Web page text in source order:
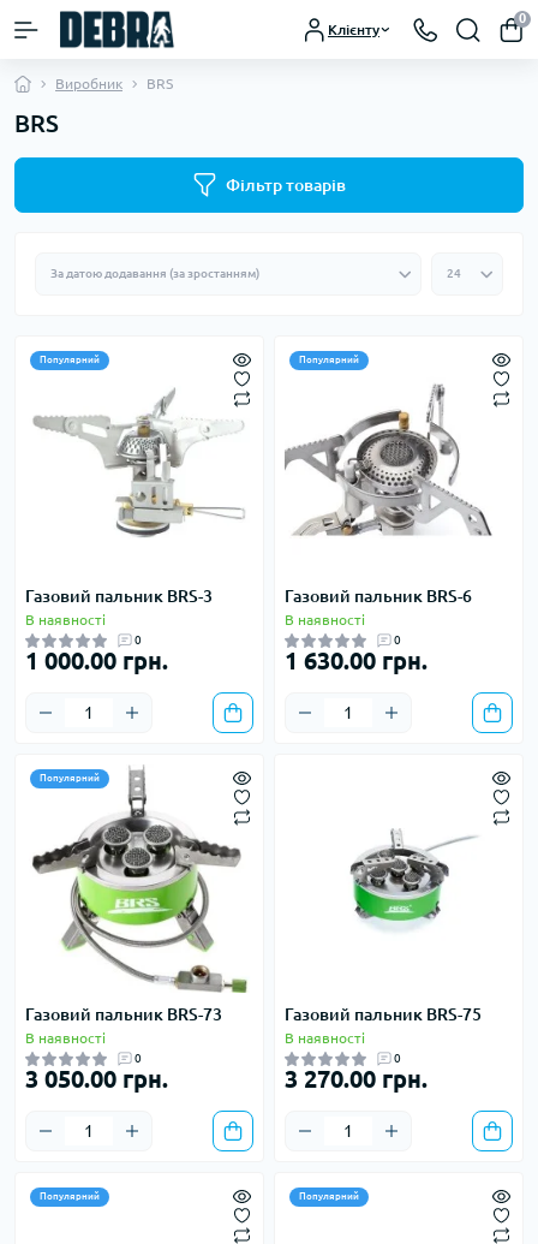
Клієнту
0
Виробник BRS
BRS
Фільтр товарів
Популярний
Газовий пальник BRS-3
В наявності
0
1 000.00 грн.
Популярний
Газовий пальник BRS-6
В наявності
0
1 630.00 грн.
Популярний
Газовий пальник BRS-73
В наявності
0
3 050.00 грн.
Газовий пальник BRS-75
В наявності
0
3 270.00 грн.
Популярний Популярний